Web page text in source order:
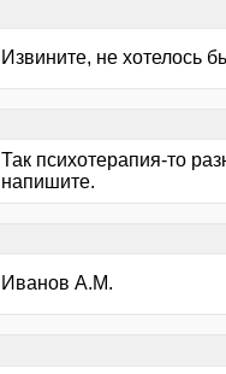
Извините, не хотелось
Так психотерапия-то
напишите.
Иванов А.М.